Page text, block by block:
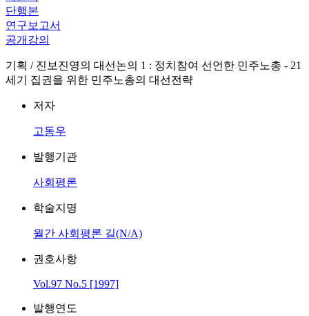
단행본
연구보고서
공개강의
기획 / 진보진영의 대선논의 1 : 정치참여 선언한 민주노총 - 21
세기 집권을 위한 민주노총의 대선전략
저자
고동우
발행기관
사회평론
학술지명
월간 사회평론 길(N/A)
권호사항
Vol.97 No.5 [1997]
발행연도